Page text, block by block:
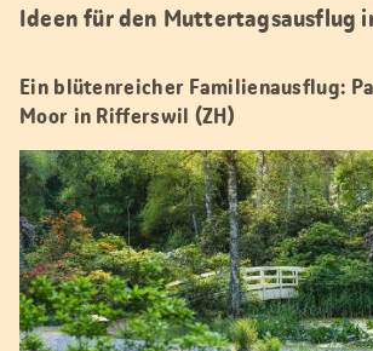
Ideen für den Muttertagsausflug
Ein blütenreicher Familienausflug:
Moor in Rifferswil (ZH)